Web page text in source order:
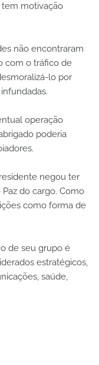
tem motivação
não encontraram
com o tráfico de
lo por
operação
poderia
negou ter
do cargo. Como
como forma de
de seu grupo é
estratégicos,
saúde,